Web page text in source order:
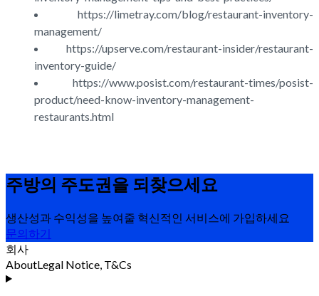
https://limetray.com/blog/restaurant-inventory-
management/
https://upserve.com/restaurant-insider/restaurant-
inventory-guide/
https://www.posist.com/restaurant-times/posist-
product/need-know-inventory-management-
restaurants.html
주방의 주도권을 되찾으세요
생산성과 수익성을 높여줄 혁신적인 서비스에 가입하세요
문의하기
회사
AboutLegal Notice, T&Cs